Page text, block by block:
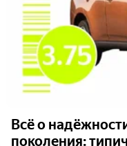
Всё о
поколения: